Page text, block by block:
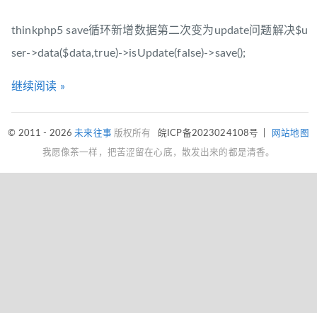
thinkphp5 save循环新增数据第二次变为update问题解决$u
ser->data($data,true)->isUpdate(false)->save();
继续阅读 »
© 2011 - 2026未来往事 版权所有 皖ICP备2023024108号 网站地图
我愿像茶一样，把苦涩留在心底，散发出来的都是清香。